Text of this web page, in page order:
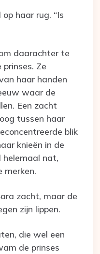
haar rug. “Is
daarachter te
Ze
haar handen
waar de
Een zacht
tussen haar
blik
knieën in de
helemaal nat,
merken.
zacht, maar de
zijn lippen.
die wel een
de prinses